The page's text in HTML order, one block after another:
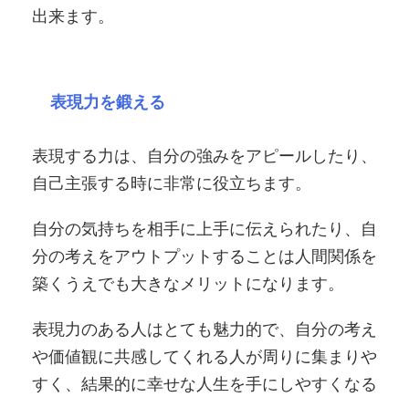
出来ます。
表現力を鍛える
表現する力は、自分の強みをアピールしたり、
自己主張する時に非常に役立ちます。
自分の気持ちを相手に上手に伝えられたり、自
分の考えをアウトプットすることは人間関係を
築くうえでも大きなメリットになります。
表現力のある人はとても魅力的で、自分の考え
や価値観に共感してくれる人が周りに集まりや
すく、結果的に幸せな人生を手にしやすくなる